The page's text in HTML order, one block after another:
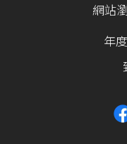
消費者保護法
告之應記載
規定外，經
者，處新臺
網站
年